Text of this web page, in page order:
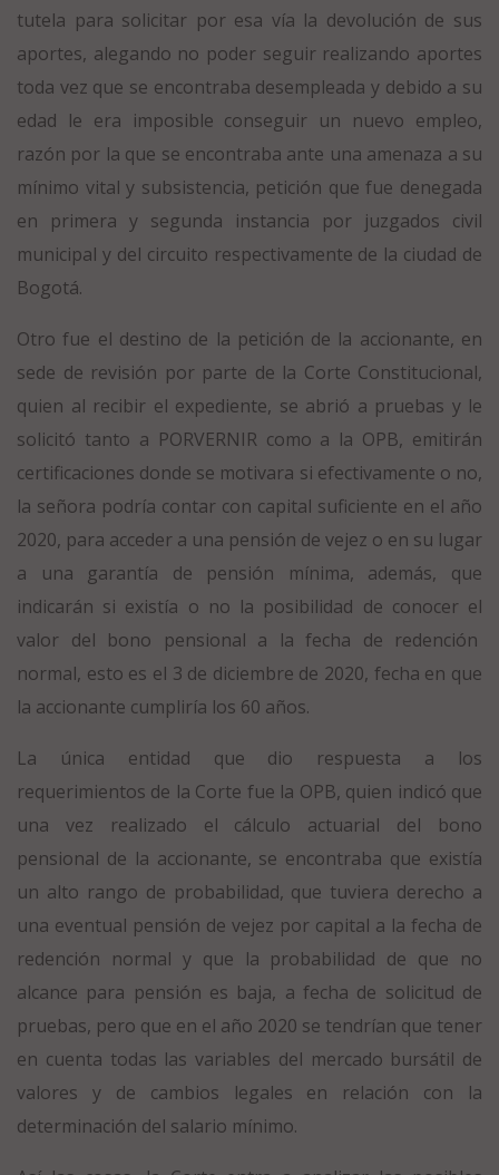
tutela para solicitar por esa vía la devolución de sus
aportes, alegando no poder seguir realizando aportes
toda vez que se encontraba desempleada y debido a su
edad le era imposible conseguir un nuevo empleo,
razón por la que se encontraba ante una amenaza a su
mínimo vital y subsistencia, petición que fue denegada
en primera y segunda instancia por juzgados civil
municipal y del circuito respectivamente de la ciudad de
Bogotá.
Otro fue el destino de la petición de la accionante, en
sede de revisión por parte de la Corte Constitucional,
quien al recibir el expediente, se abrió a pruebas y le
solicitó tanto a PORVERNIR como a la OPB, emitirán
certificaciones donde se motivara si efectivamente o no,
la señora podría contar con capital suficiente en el año
2020, para acceder a una pensión de vejez o en su lugar
a una garantía de pensión mínima, además, que
indicarán si existía o no la posibilidad de conocer el
valor del bono pensional a la fecha de redención
normal, esto es el 3 de diciembre de 2020, fecha en que
la accionante cumpliría los 60 años.
La única entidad que dio respuesta a los
requerimientos de la Corte fue la OPB, quien indicó que
una vez realizado el cálculo actuarial del bono
pensional de la accionante, se encontraba que existía
un alto rango de probabilidad, que tuviera derecho a
una eventual pensión de vejez por capital a la fecha de
redención normal y que la probabilidad de que no
alcance para pensión es baja, a fecha de solicitud de
pruebas, pero que en el año 2020 se tendrían que tener
en cuenta todas las variables del mercado bursátil de
valores y de cambios legales en relación con la
determinación del salario mínimo.